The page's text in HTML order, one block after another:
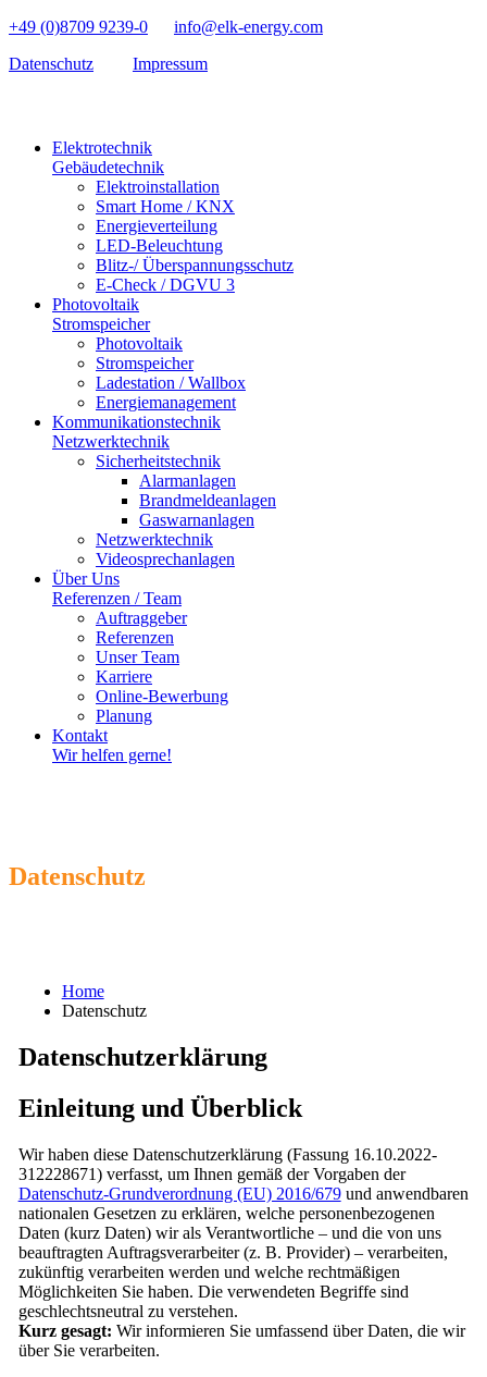
+49 (0)8709 9239-0
info@elk-energy.com
Datenschutz
Impressum
Elektrotechnik
Gebäudetechnik
Elektroinstallation
Smart Home / KNX
Energieverteilung
LED-Beleuchtung
Blitz-/ Überspannungsschutz
E-Check / DGVU 3
Photovoltaik
Stromspeicher
Photovoltaik
Stromspeicher
Ladestation / Wallbox
Energiemanagement
Kommunikationstechnik
Netzwerktechnik
Sicherheitstechnik
Alarmanlagen
Brandmeldeanlagen
Gaswarnanlagen
Netzwerktechnik
Videosprechanlagen
Über Uns
Referenzen / Team
Auftraggeber
Referenzen
Unser Team
Karriere
Online-Bewerbung
Planung
Kontakt
Wir helfen gerne!
Datenschutz
Home
Datenschutz
Datenschutzerklärung
Einleitung und Überblick
Wir haben diese Datenschutzerklärung (Fassung 16.10.2022-
312228671) verfasst, um Ihnen gemäß der Vorgaben der
Datenschutz-Grundverordnung (EU) 2016/679und anwendbaren
nationalen Gesetzen zu erklären, welche personenbezogenen
Daten (kurz Daten) wir als Verantwortliche – und die von uns
beauftragten Auftragsverarbeiter (z. B. Provider) – verarbeiten,
zukünftig verarbeiten werden und welche rechtmäßigen
Möglichkeiten Sie haben. Die verwendeten Begriffe sind
geschlechtsneutral zu verstehen.
Kurz gesagt: Wir informieren Sie umfassend über Daten, die wir
über Sie verarbeiten.